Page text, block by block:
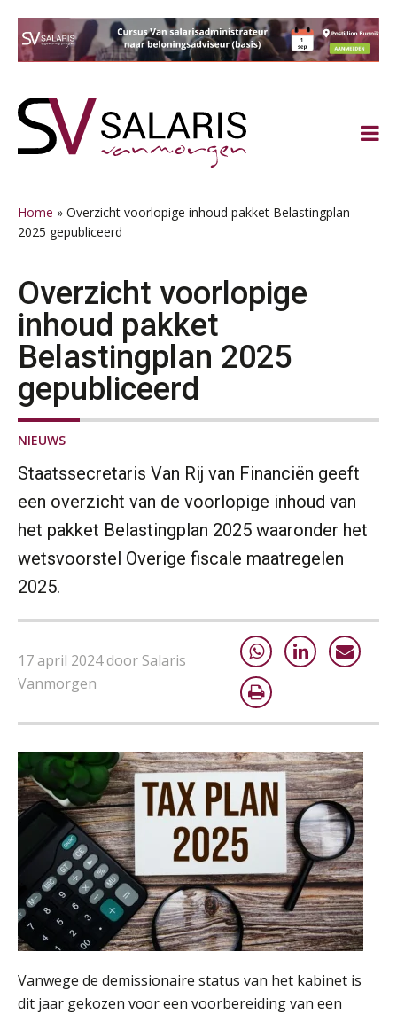
naar
hoofdnavigatie
naar
hoofd
naar
eerste
naar
voettekst
Home » Overzicht voorlopige inhoud pakket Belastingplan
2025 gepubliceerd
Overzicht voorlopige
inhoud pakket
Belastingplan 2025
gepubliceerd
NIEUWS
Staatssecretaris Van Rij van Financiën geeft
een overzicht van de voorlopige inhoud van
het pakket Belastingplan 2025 waaronder het
wetsvoorstel Overige fiscale maatregelen
2025.
17 april 2024 door Salaris
Vanmorgen
Vanwege de demissionaire status van het kabinet is
dit jaar gekozen voor een voorbereiding van een